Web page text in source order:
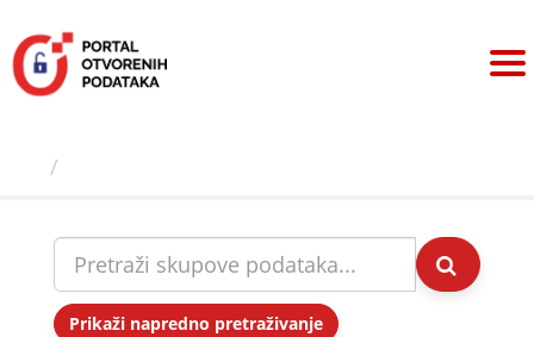
sadržaj
Prikaži napredno pretraživanje